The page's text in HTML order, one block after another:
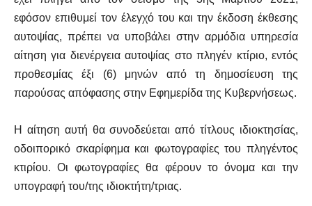
εφόσον επιθυμεί τον έλεγχό του και την έκδοση έκθεσης
αυτοψίας, πρέπει να υποβάλει στην αρμόδια υπηρεσία
αίτηση για διενέργεια αυτοψίας στο πληγέν κτίριο, εντός
προθεσμίας έξι (6) μηνών από τη δημοσίευση της
παρούσας απόφασης στην Εφημερίδα της Κυβερνήσεως.
Η αίτηση αυτή θα συνοδεύεται από τίτλους ιδιοκτησίας,
οδοιπορικό σκαρίφημα και φωτογραφίες του πληγέντος
κτιρίου. Οι φωτογραφίες θα φέρουν το όνομα και την
υπογραφή του/της ιδιοκτήτη/τριας.